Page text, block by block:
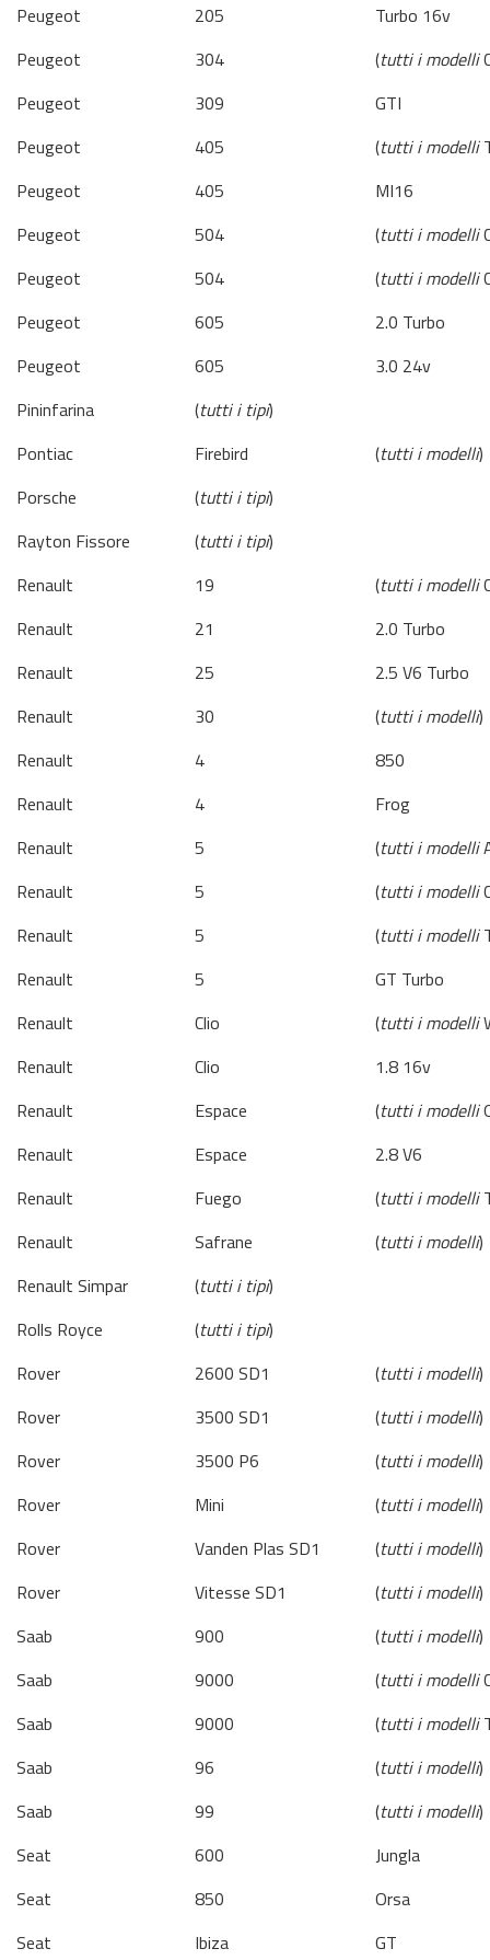
Peugeot 205
Turbo 16v
Peugeot
304 (tutti i modelli
Peugeot
309
GTI
Peugeot
405 (tutti i modelli
Peugeot
405
MI16
Peugeot
504 (tutti i modelli
Peugeot
504 (tutti i modelli
Peugeot
605
2.0 Turbo
Peugeot
605
3.0 24v
Pininfarina
(tutti i tipi)
Pontiac
Firebird (tutti i modelli)
Porsche
(tutti i tipi)
Rayton Fissore
(tutti i tipi)
Renault
19 (tutti i modelli
Renault
21
2.0 Turbo
Renault
25
2.5 V6 Turbo
Renault
30 (tutti i modelli)
Renault
4
850
Renault
4
Frog
Renault
5 (tutti i modelli
Renault
5 (tutti i modelli
Renault
5 (tutti i modelli
Renault
5
GT Turbo
Renault
Clio (tutti i modelli
Renault
Clio
1.8 16v
Renault
Espace (tutti i modelli
Renault
Espace
2.8 V6
Renault
Fuego (tutti i modelli
Renault
Safrane (tutti i modelli)
Renault Simpar
(tutti i tipi)
Rolls Royce
(tutti i tipi)
Rover
2600 SD1 (tutti i modelli)
Rover
3500 SD1 (tutti i modelli)
Rover
3500 P6 (tutti i modelli)
Rover
Mini (tutti i modelli)
Rover
Vanden Plas SD1 (tutti i modelli)
Rover
Vitesse SD1 (tutti i modelli)
Saab
900 (tutti i modelli)
Saab
9000 (tutti i modelli
Saab
9000 (tutti i modelli
Saab
96 (tutti i modelli)
Saab
99 (tutti i modelli)
Seat
600
Jungla
Seat
850
Orsa
Seat
Ibiza
GT